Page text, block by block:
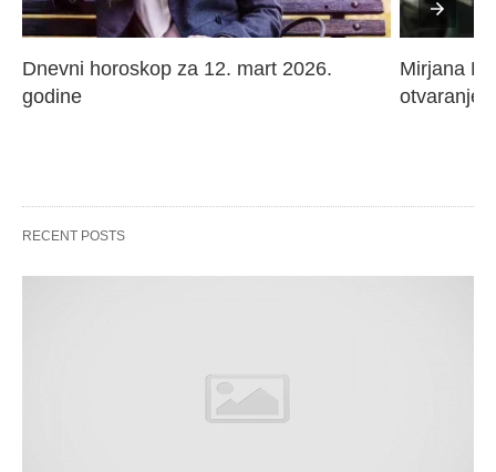
Dnevni horoskop za 12. mart 2026.
godine
Mirjana
otvaranje
RECENT POSTS